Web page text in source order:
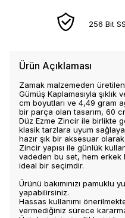
256 Bit
Ürün Açıklaması
Zamak malzemeden
Gümüş Kaplamasıyla şıklık
cm boyutları ve 4,49 gram
bir parça olan tasarım, 60
Düz Ezme Zincir ile birlikte
klasik tarzlara uyum
hazır şık bir aksesuar
Zincir yapısı ile günlük
vadeden bu set, hem erkek
ideal bir seçimdir.
Ürünü bakımınızı pamuklu
yapabilirsiniz.
Hassas kullanımı
vermediğiniz sürece